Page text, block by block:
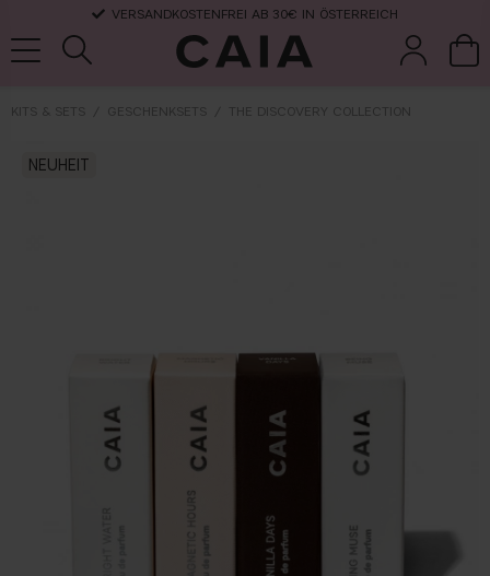
VERSANDKOSTENFREI AB 30€ IN ÖSTERREICH
KITS & SETS GESCHENKSETS THE DISCOVERY COLLECTION
NEUHEIT